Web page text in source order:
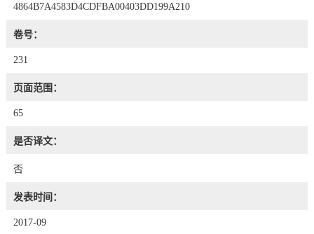
4864B7A4583D4CDFBA00403DD199A210
卷号：
231
页面范围：
65
是否译文：
否
发表时间：
2017-09